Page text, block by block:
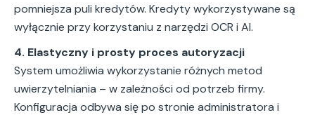
pomniejsza puli kredytów. Kredyty wykorzystywane są
wyłącznie przy korzystaniu z narzędzi OCR i AI.
4. Elastyczny i prosty proces autoryzacji
System umożliwia wykorzystanie różnych metod
uwierzytelniania – w zależności od potrzeb firmy.
Konfiguracja odbywa się po stronie administratora i